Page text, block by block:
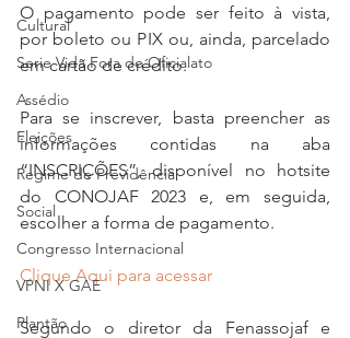
Cultural
Serie Vida Fora do Oficialato
Assédio
Eleições
Regime de Previdência
Social
Congresso Internacional
VPNI X GAE
Plantão
O pagamento pode ser feito à vista,
por boleto ou PIX ou, ainda, parcelado
em cartão de crédito.
Para se inscrever, basta preencher as
informações contidas na aba
“INSCRIÇÕES”, disponível no hotsite
do CONOJAF 2023 e, em seguida,
escolher a forma de pagamento.
Clique Aqui para acessar
Segundo o diretor da Fenassojaf e